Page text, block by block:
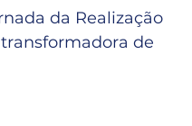
da Realização
de